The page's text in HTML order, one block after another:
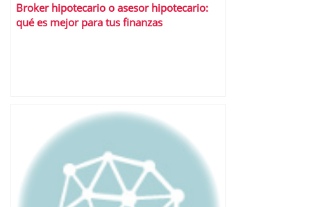
Broker hipotecario o asesor hipotecario:
qué es mejor para tus finanzas